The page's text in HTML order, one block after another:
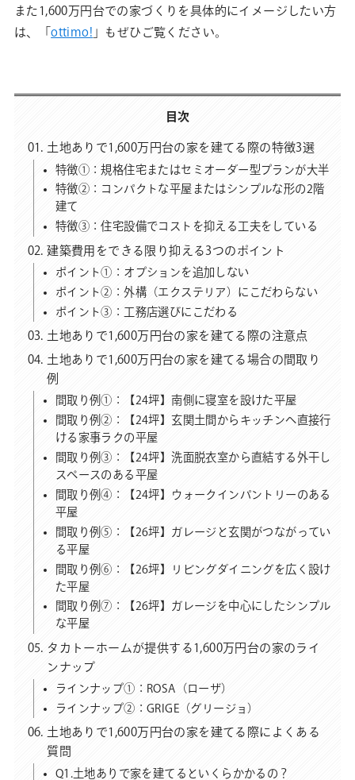
また1,600万円台での家づくりを具体的にイメージしたい方
は、「ottimo! 」もぜひご覧ください。
目次
土地ありで1,600万円台の家を建てる際の特徴3選
特徴①：規格住宅またはセミオーダー型プランが大半
特徴②：コンパクトな平屋またはシンプルな形の2階
建て
特徴③：住宅設備でコストを抑える工夫をしている
建築費用をできる限り抑える3つのポイント
ポイント①：オプションを追加しない
ポイント②：外構（エクステリア）にこだわらない
ポイント③：工務店選びにこだわる
土地ありで1,600万円台の家を建てる際の注意点
土地ありで1,600万円台の家を建てる場合の間取り
例
間取り例①：【24坪】南側に寝室を設けた平屋
間取り例②：【24坪】玄関土間からキッチンへ直接行
ける家事ラクの平屋
間取り例③：【24坪】洗面脱衣室から直結する外干し
スペースのある平屋
間取り例④：【24坪】ウォークインパントリーのある
平屋
間取り例⑤：【26坪】ガレージと玄関がつながってい
る平屋
間取り例⑥：【26坪】リビングダイニングを広く設け
た平屋
間取り例⑦：【26坪】ガレージを中心にしたシンプル
な平屋
タカトーホームが提供する1,600万円台の家のライ
ンナップ
ラインナップ①：ROSA（ローザ）
ラインナップ②：GRIGE（グリージョ）
土地ありで1,600万円台の家を建てる際によくある
質問
Q1.土地ありで家を建てるといくらかかるの？